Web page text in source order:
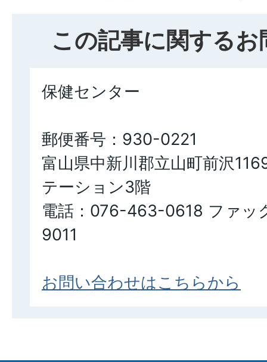
この記事に関する
保健センター
郵便番号：930-0221
富山県中新川郡立山町前沢
テーション3階
電話：076-463-0618 ファッ
9011
お問い合わせはこちらから